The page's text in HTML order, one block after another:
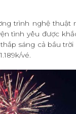
trình nghệ thuật
tình yêu được
sáng cả bầu
vé.